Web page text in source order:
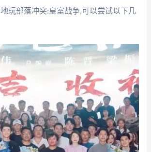
玩部落冲突:皇室战争,可以尝试以下几